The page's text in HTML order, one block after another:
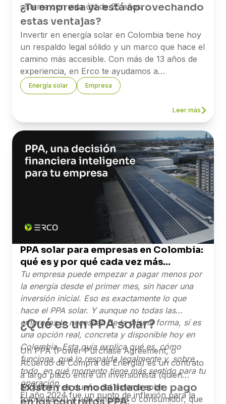
sistema con vida útil de 25 años.
¿Tu empresa ya está aprovechando
estas ventajas?
Invertir en energía solar en Colombia tiene hoy
un respaldo legal sólido y un marco que hace el
camino más accesible. Con más de 13 años de
experiencia, en Erco te ayudamos a
implementar proyectos solares y a sacarle el
mayor provecho a los beneficios tributarios
Si quieres saber cuánto puede ahorrar tu
empresa, nuestro equipo está listo para
asesorarte. → Agenda una asesoría con uno de
nuestros expertos.
Referencias: Ley 1715 de 2014 y Ley 2099 de
2021 — Secretaría del Senado de Colombia ·
Resolución UPME 135 de 2025 — upme.gov.co ·
Ministerio de Minas y Energía — Comunicado
Energía solar Empresa
Leer más
PPA solar para empresas en Colombia:
qué es y por qué cada vez más
empresas lo eligen
Tu empresa puede empezar a pagar menos por
la energía desde el primer mes, sin hacer una
inversión inicial. Eso es exactamente lo que
hace el PPA solar. Y aunque no todas las
empresas lo necesitan de la misma forma, sí es
una opción real, concreta y disponible hoy en
Colombia. Esta guía explica qué es, cómo
funciona, qué lo respalda legalmente y, sobre
todo, en qué momento tiene más sentido para tu
operación.
El año 2024 fue un punto de inflexión para la
¿Qué es un PPA solar?
Un PPA (Power Purchase Agreement, o
Acuerdo de Compra de Energía) es un contrato
a largo plazo entre un inversionista (quien
adquiere y es dueño del sistema solar
fotovoltaico) y una empresa o consumidor, que
Existen dos modalidades de pago